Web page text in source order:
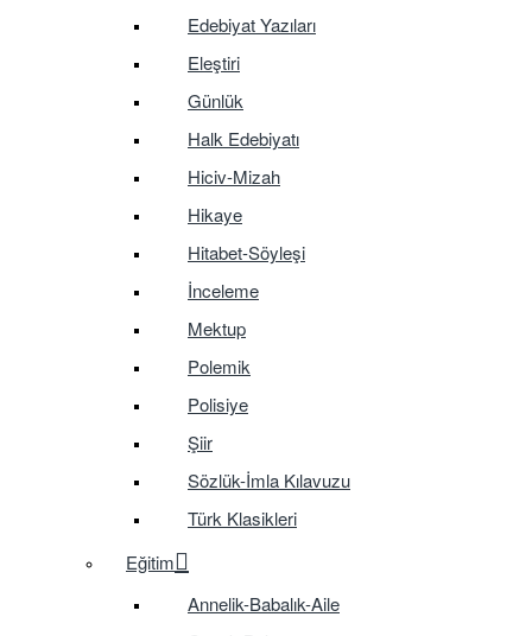
Edebiyat Yazıları
Eleştiri
Günlük
Halk Edebiyatı
Hiciv-Mizah
Hikaye
Hitabet-Söyleşi
İnceleme
Mektup
Polemik
Polisiye
Şiir
Sözlük-İmla Kılavuzu
Türk Klasikleri
Eğitim
Annelik-Babalık-Aile